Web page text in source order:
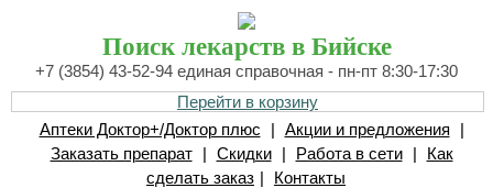
Поиск лекарств в Бийске
+7 (3854) 43-52-94 единая справочная - пн-пт 8:30-17:30
Перейти в корзину
Аптеки Доктор+/Доктор плюс
| Акции и предложения
|
Заказать препарат
| Скидки | Работа в сети |
Как
сделать заказ | Контакты